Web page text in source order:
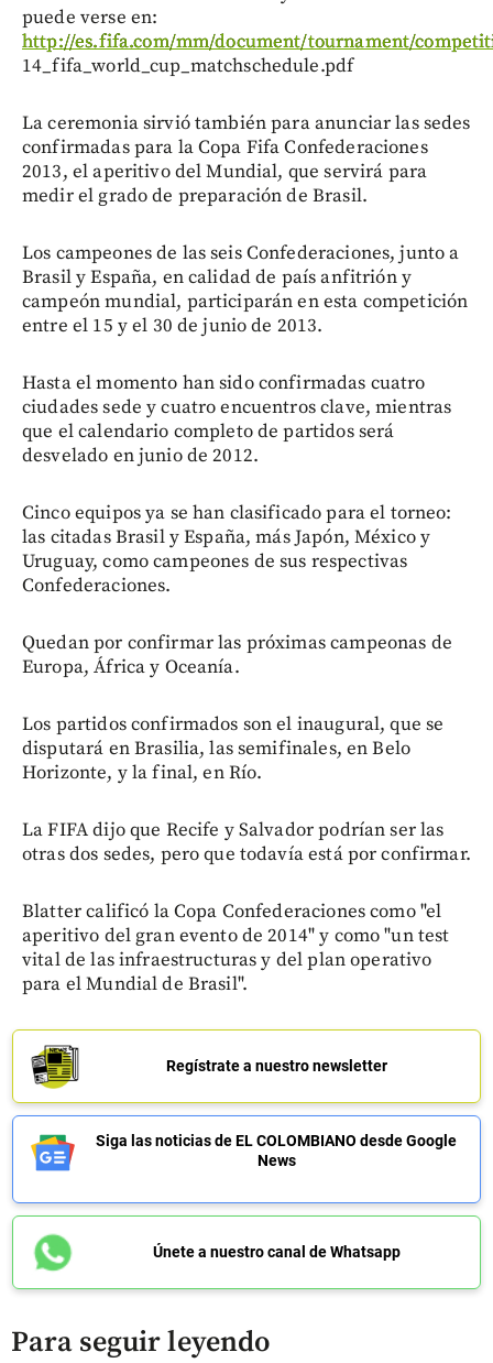
puede verse en:
http://es.fifa.com/mm/document/tournament/
14_fifa_world_cup_matchschedule.pdf
La ceremonia sirvió también para anunciar las sedes
confirmadas para la Copa Fifa Confederaciones
2013, el aperitivo del Mundial, que servirá para
medir el grado de preparación de Brasil.
Los campeones de las seis Confederaciones, junto a
Brasil y España, en calidad de país anfitrión y
campeón mundial, participarán en esta competición
entre el 15 y el 30 de junio de 2013.
Hasta el momento han sido confirmadas cuatro
ciudades sede y cuatro encuentros clave, mientras
que el calendario completo de partidos será
desvelado en junio de 2012.
Cinco equipos ya se han clasificado para el torneo:
las citadas Brasil y España, más Japón, México y
Uruguay, como campeones de sus respectivas
Confederaciones.
Quedan por confirmar las próximas campeonas de
Europa, África y Oceanía.
Los partidos confirmados son el inaugural, que se
disputará en Brasilia, las semifinales, en Belo
Horizonte, y la final, en Río.
La FIFA dijo que Recife y Salvador podrían ser las
otras dos sedes, pero que todavía está por confirmar.
Blatter calificó la Copa Confederaciones como "el
aperitivo del gran evento de 2014" y como "un test
vital de las infraestructuras y del plan operativo
para el Mundial de Brasil".
Regístrate a nuestro newsletter
Siga las noticias de EL COLOMBIANO desde Google
News
Únete a nuestro canal de Whatsapp
Para seguir leyendo